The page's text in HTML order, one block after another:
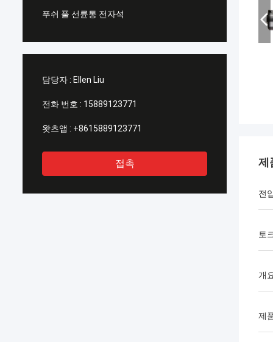
푸쉬 풀 선륜통 전자석
담당자 : Ellen Liu
전화 번호 : 15889123771
왓츠앱 : +8615889123771
접촉 제
전
토
개
제